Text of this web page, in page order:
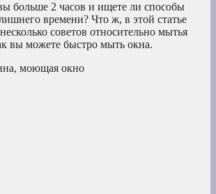
больше 2 часов и ищете ли способы
времени? Что ж, в этой статье
советов относительно мытья
вы можете быстро мыть окна.